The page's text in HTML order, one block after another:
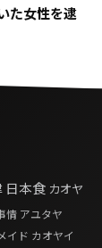
た女性を逮
日本食 カオヤ
情 アユタヤ
イド カオヤイ